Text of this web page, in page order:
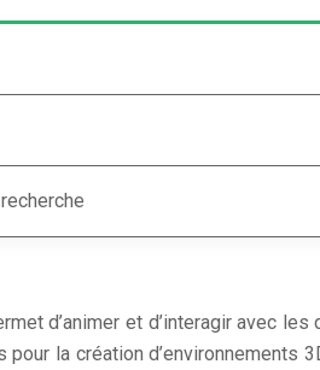
d’animer et d’interagir avec
la création d’environnements